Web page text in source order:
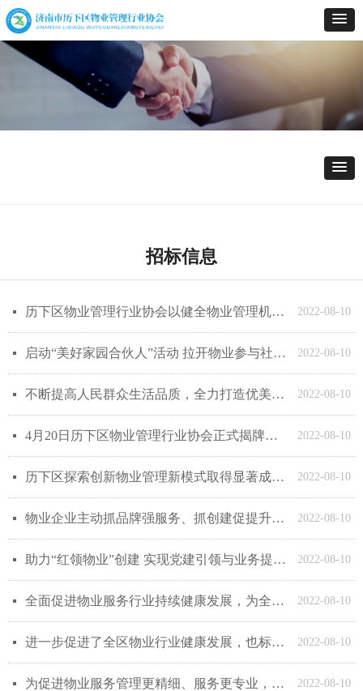
招标信息
2022-08-10
넷 历下区物业管理行业协会以健全物业管理机制、促进行业科学发展为使命
2022-08-10
넷 启动“美好家园合伙人”活动 拉开物业参与社会治理序幕
2022-08-10
넷 不断提高人民群众生活品质，全力打造优美、和谐、有序、宜居的城区环境
2022-08-10
넷 4月20日历下区物业管理行业协会正式揭牌成立
2022-08-10
넷 历下区探索创新物业管理新模式取得显著成效，全面搭建起政府与物业服务企业之间的“连心桥”
2022-08-10
넷 物业企业主动抓品牌强服务、抓创建促提升，打造历下物业行业核心竞争优势
2022-08-10
넷 助力“红领物业”创建 实现党建引领与业务提升同频共振
2022-08-10
넷 全面促进物业服务行业持续健康发展，为全区物业管理行业高质量发展共绘“同心圆”
2022-08-10
넷 进一步促进了全区物业行业健康发展，也标志着历下区物业管理水平迈上新台阶
2022-08-10
넷 为促进物业服务管理更精细、服务更专业，历下区物业管理行业协会同步启动了“美好家园合伙人”活动